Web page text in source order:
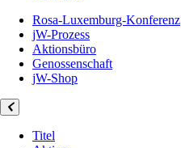
Rosa-Luxemburg-Konferenz
jW-Prozess
Aktionsbüro
Genossenschaft
jW-Shop
Titel